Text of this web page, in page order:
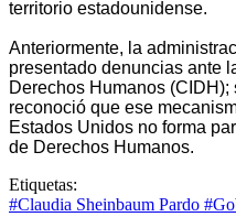
territorio estadounidense.
Anteriormente, la
presentado denuncias ante
Derechos Humanos
reconoció que ese
Estados Unidos no forma
de Derechos Humanos.
Etiquetas:
#Claudia Sheinbaum Pardo